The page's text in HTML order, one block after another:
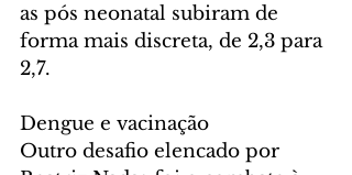
as pós neonatal subiram de
forma mais discreta, de 2,3 para
2,7.
Dengue e vacinação
Outro desafio elencado por